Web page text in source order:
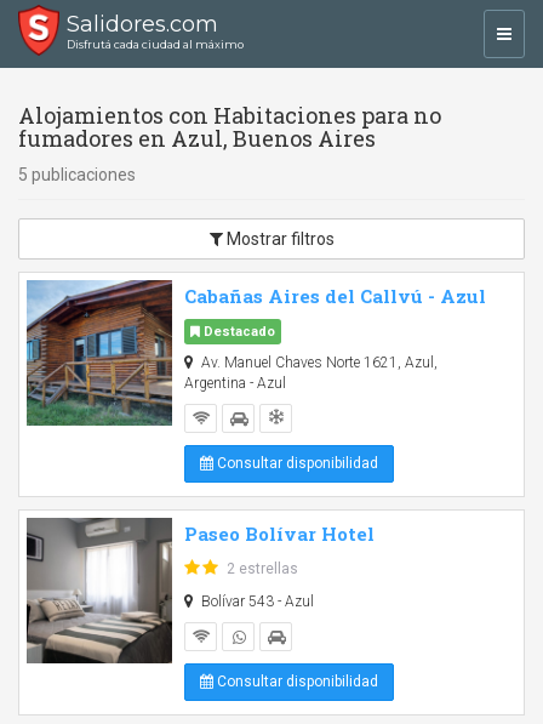
Salidores.com
Disfrutá cada ciudad al máximo
Alojamientos con Habitaciones para no
fumadores en Azul, Buenos Aires
5 publicaciones
Mostrar filtros
Cabañas Aires del Callvú - Azul
Destacado
Av. Manuel Chaves Norte 1621, Azul,
Argentina - Azul
Consultar disponibilidad
Paseo Bolívar Hotel
2 estrellas
Bolívar 543 - Azul
Consultar disponibilidad